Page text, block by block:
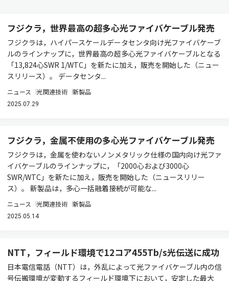
フジクラ，世界最高の超多心光ファイバケーブル発売
フジクラは，ハイパースケールデータセンタ向け光ファイバケーブ
ルのラインナップに，世界最高の超多心光ファイバケーブルとなる
「13,824心SWR 1/WTC」を新たに加え，販売を開始した（ニュー
スリリース）。 データセンタ...
ニュース 光関連技術 新製品
2025.07.29
フジクラ，金属不使用の多心光ファイバケーブル発売
フジクラは，金属を使わないノンメタリック仕様の国内向け光ファ
イバケーブルのラインナップに，「2000心および3000心
SWR/WTC」を新たに加え，販売を開始した（ニュースリリー
ス）。 新製品は，多心一括融着接続が可能な...
ニュース 光関連技術 新製品
2025.05.14
NTT，フィールド環境で12コア455Tb/s光伝送に成功
日本電信電話（NTT）は，外乱によって光ファイバケーブル内の信
号伝搬環境が変動するフィールド環境下において，安定した最大